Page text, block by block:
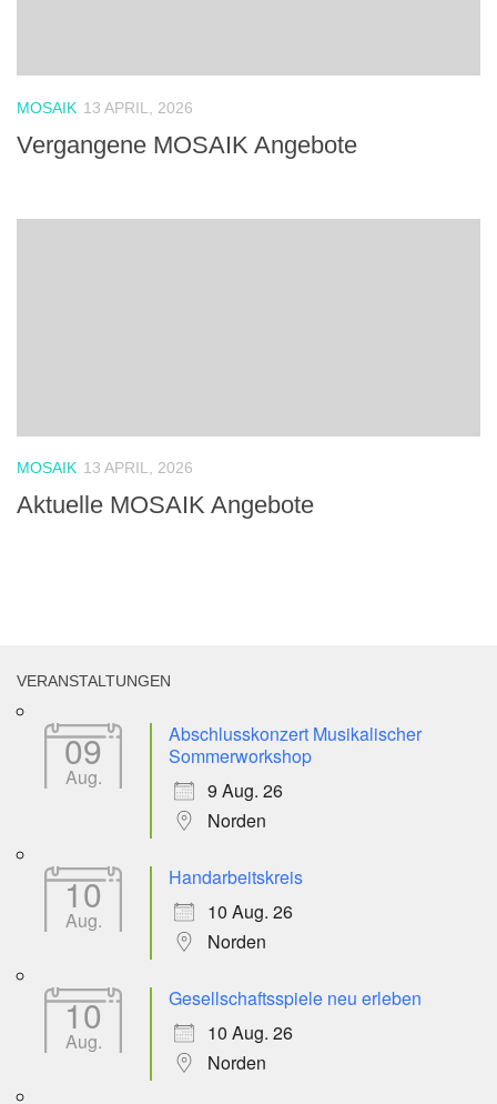
MOSAIK 13 APRIL, 2026
Vergangene MOSAIK Angebote
MOSAIK 13 APRIL, 2026
Aktuelle MOSAIK Angebote
VERANSTALTUNGEN
09
Aug.
Abschlusskonzert Musikalischer
Sommerworkshop
9 Aug. 26
Norden
10
Aug.
Handarbeitskreis
10 Aug. 26
Norden
10
Aug.
Gesellschaftsspiele neu erleben
10 Aug. 26
Norden